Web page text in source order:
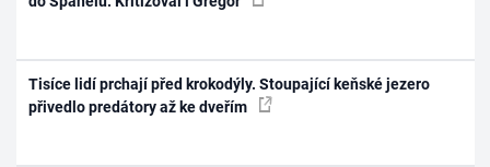
Tisíce lidí prchají před krokodýly. Stoupající keňské jezero
přivedlo predátory až ke dveřím